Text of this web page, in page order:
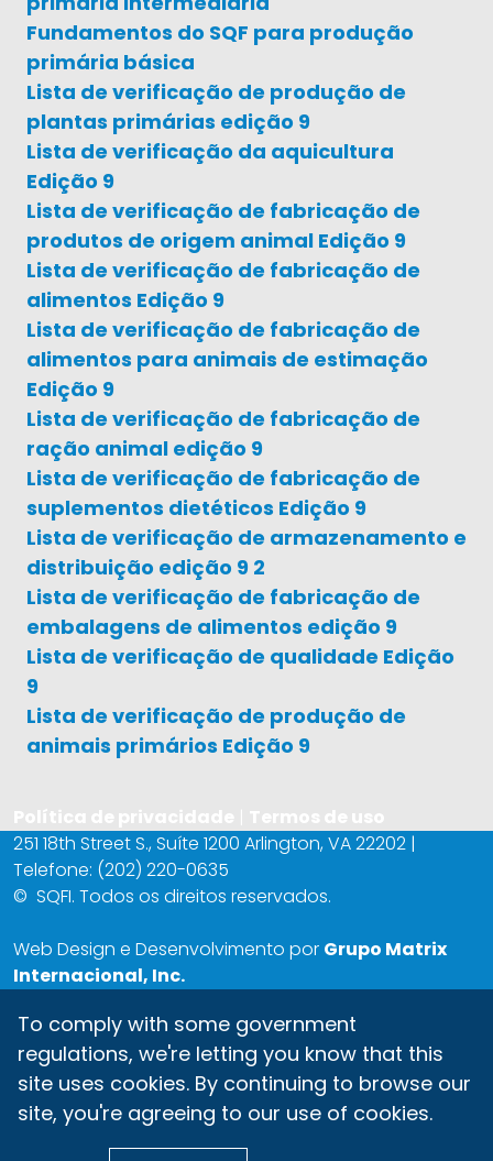
Fundamentos do SQF para produção
primária básica
Lista de verificação de produção de
plantas primárias edição 9
Lista de verificação da aquicultura
Edição 9
Lista de verificação de fabricação de
produtos de origem animal Edição 9
Lista de verificação de fabricação de
alimentos Edição 9
Lista de verificação de fabricação de
alimentos para animais de estimação
Edição 9
Lista de verificação de fabricação de
ração animal edição 9
Lista de verificação de fabricação de
suplementos dietéticos Edição 9
Lista de verificação de armazenamento e
distribuição edição 9 2
Lista de verificação de fabricação de
embalagens de alimentos edição 9
Lista de verificação de qualidade Edição
9
Lista de verificação de produção de
animais primários Edição 9
251 18th Street S., Suíte 1200 Arlington, VA 22202 |
Telefone: (202) 220-0635
© SQFI. Todos os direitos reservados.
Web Design e Desenvolvimento por Grupo Matrix
Internacional, Inc.
To comply with some government
regulations, we're letting you know that this
site uses cookies. By continuing to browse our
site, you're agreeing to our use of cookies.